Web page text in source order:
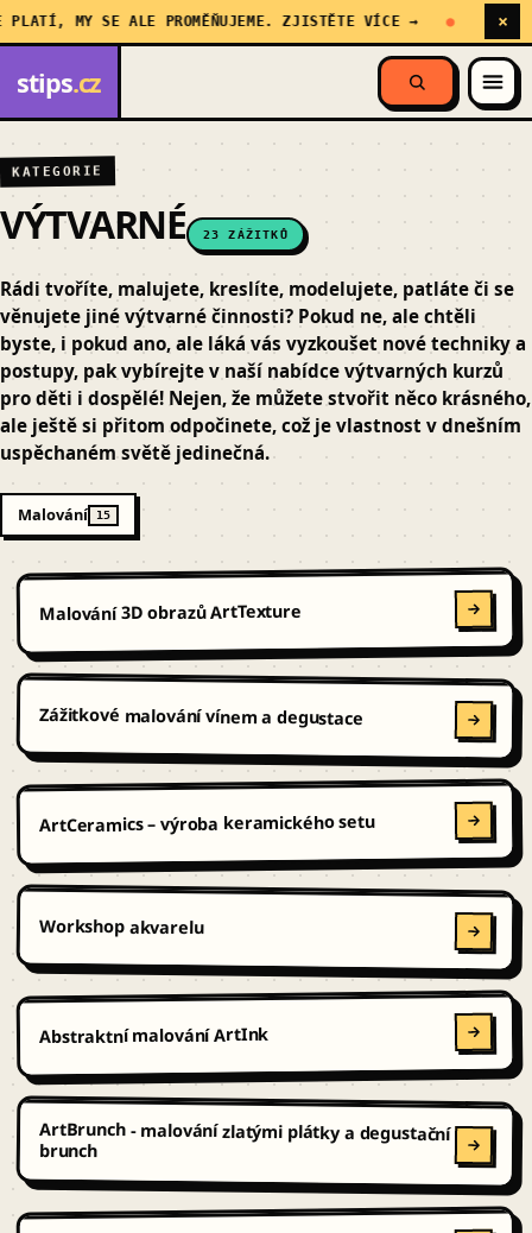
MY SE ALE PROMĚŇUJEME. ZJISTĚTE VÍCE → ×
stips.cz
KATEGORIE
VÝTVARNÉ 23 ZÁŽITKŮ
Rádi tvoříte, malujete, kreslíte, modelujete, patláte či se
věnujete jiné výtvarné činnosti? Pokud ne, ale chtěli
byste, i pokud ano, ale láká vás vyzkoušet nové techniky a
postupy, pak vybírejte v naší nabídce výtvarných kurzů
pro děti i dospělé! Nejen, že můžete stvořit něco krásného,
ale ještě si přitom odpočinete, což je vlastnost v dnešním
uspěchaném světě jedinečná.
Malování 15
Malování 3D obrazů ArtTexture
Zážitkové malování vínem a degustace
ArtCeramics – výroba keramického setu
Workshop akvarelu
Abstraktní malování ArtInk
ArtBrunch - malování zlatými plátky a degustační
brunch